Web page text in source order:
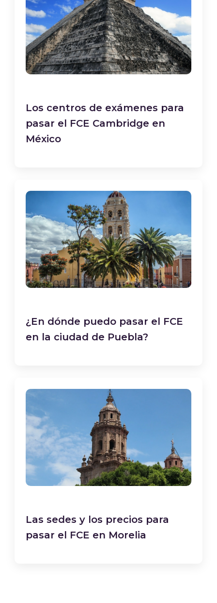
Los centros de exámenes para
pasar el FCE Cambridge en
México
¿En dónde puedo pasar el FCE
en la ciudad de Puebla?
Las sedes y los precios para
pasar el FCE en Morelia